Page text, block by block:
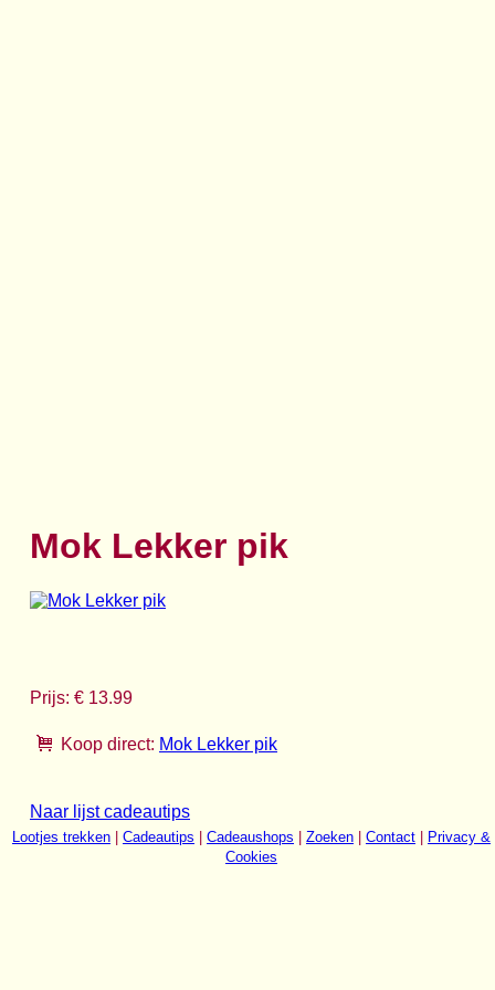
Mok Lekker pik
Prijs: € 13.99
Koop direct: Mok Lekker pik
Naar lijst cadeautips
Lootjes trekken Cadeautips Cadeaushops Zoeken Contact
Privacy &
Cookies